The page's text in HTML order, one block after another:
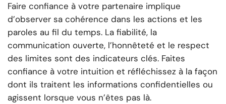
Faire confiance à votre partenaire implique
d’observer sa cohérence dans les actions et les
paroles au fil du temps. La fiabilité, la
communication ouverte, l’honnêteté et le respect
des limites sont des indicateurs clés. Faites
confiance à votre intuition et réfléchissez à la façon
dont ils traitent les informations confidentielles ou
agissent lorsque vous n’êtes pas là.